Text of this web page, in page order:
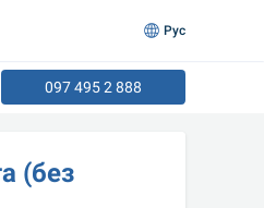
097 495 2 888
(без
Рус